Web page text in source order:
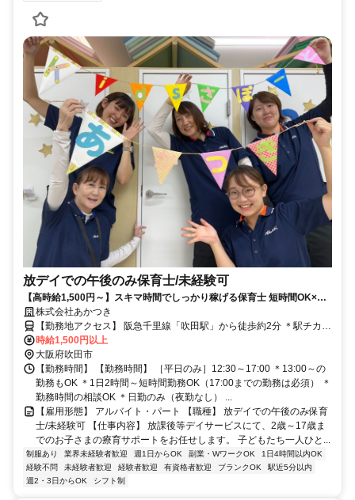
放デイでの午後のみ保育士/未経験可
【高時給1,500円～】スキマ時間でしっかり稼げる保育士 短時間OK×週1
日～で無理なく勤務◎
株式会社あかつき
【勤務地アクセス】 阪急千里線「吹田駅」から徒歩約2分 ＊駅チカ好
立地 〇バイク・自転車通勤可（事業所駐輪場を使えます）
時給1,500円以上
大阪府吹田市
【勤務時間】 【勤務時間】 ［平日のみ］12:30～17:00 ＊13:00～の
勤務もOK ＊1日2時間～短時間勤務OK（17:00までの勤務は必須） ＊
勤務時間の相談OK ＊日勤のみ（夜勤なし） ...
【雇用形態】 アルバイト・パート 【職種】 放デイでの午後のみ保育
士/未経験可 【仕事内容】 放課後等デイサービスにて、2歳～17歳ま
でのお子さまの療育サポートをお任せします。 子どもたち一人ひと...
制服あり 業界未経験者歓迎 週1日からOK 副業・WワークOK
1日4時間以内OK
経験不問
未経験者歓迎 経験者歓迎 有資格者歓迎 ブランクOK
駅近5分以内
週2・3日からOK
シフト制